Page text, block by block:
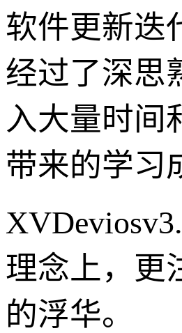
软件更新迭
经过了深思
入大量时间
带来的学习
理念上，更
的浮华。